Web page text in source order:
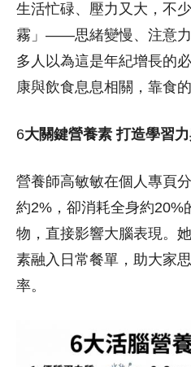
生活忙碌、壓力又大，不
霧」——思緒變慢、注意
多人以為這是年紀增長的
康與飲食息息相關，靠食
6大關鍵營養素 打造學習
營養師高敏敏在個人專頁
約2%，卻消耗全身約20%
物，直接影響大腦表現。
素融入日常餐單，助大家
率。